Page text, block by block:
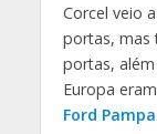
Corcel veio
portas, mas
portas,
Europa
Ford Pampa